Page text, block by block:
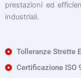
prestazioni ed
industriali.
Tolleranze Strette
Certificazione ISO